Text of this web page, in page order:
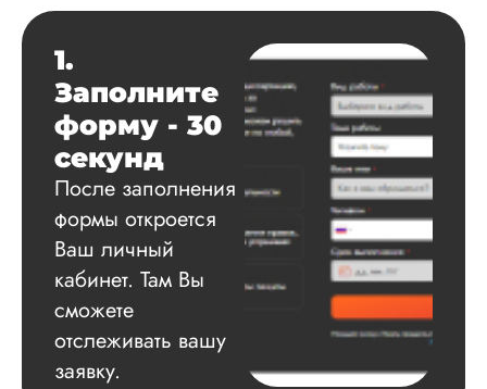
иностранному
вместе с
презентацией. По
цене вышло
дешевле.
руководителя
написания
по оформлению
небольшие
которые быстро
решились. Тема
раскр...
Читать полный
Игорь Д.
1.
Заполните
форму - 30
секунд
После заполнения
формы откроется
Ваш личный
кабинет. Там Вы
сможете
отслеживать вашу
заявку.